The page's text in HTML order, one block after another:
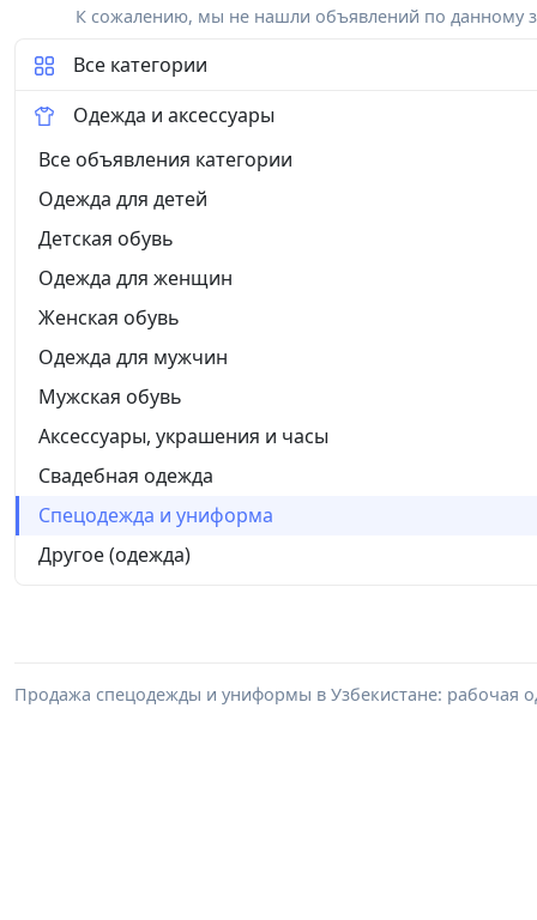
К сожалению, мы не нашли объявлений по данному
Все категории
Одежда и аксессуары
Все объявления категории
Одежда для детей
Детская обувь
Одежда для женщин
Женская обувь
Одежда для мужчин
Мужская обувь
Аксессуары, украшения и часы
Свадебная одежда
Спецодежда и униформа
Другое (одежда)
Продажа спецодежды и униформы в Узбекистане: рабочая